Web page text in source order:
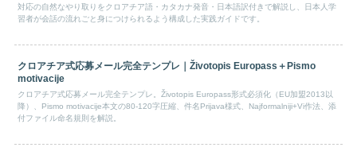
対応の自然なやり取りをクロアチア語・カタカナ発音・日本語訳付きで解説し、日本人学
習者が会話の流れごと身につけられるよう構成した実践ガイドです。
クロアチア式応募メール完全テンプレ｜Životopis Europass＋Pismo
motivacije
クロアチア式応募メール完全テンプレ。Životopis Europass形式必須化（EU加盟2013以
降）、Pismo motivacije本文の80-120字圧縮、件名Prijava様式、Najformalniji+Vi作法、添
付ファイル命名規則を解説。